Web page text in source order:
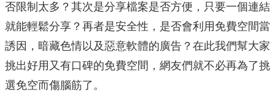
否限制太多？其次是分享檔案是否方便，只要一個連結
就能輕鬆分享？再者是安全性，是否會利用免費空間當
誘因，暗藏色情以及惡意軟體的廣告？在此我們幫大家
挑出好用又有口碑的免費空間，網友們就不必再為了挑
選免空而傷腦筋了。